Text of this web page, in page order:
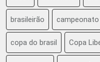
brasileirão
copa do brasil Copa